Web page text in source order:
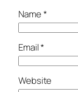
Name*
Email*
Website